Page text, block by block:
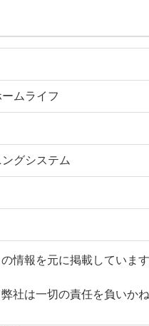
ムライフ
グシステム
の情報を元に掲載していま
社は一切の責任を負いか